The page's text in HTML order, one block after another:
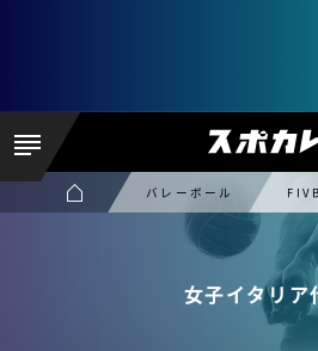
バレーボール
女子イタリア